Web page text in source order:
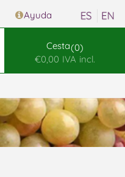
Ayuda
Cesta 0
€0,00 IVA incl.